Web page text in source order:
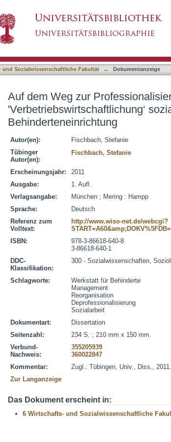
: die
und Sozialwissenschaftliche Fakultät → Dokumentanzeige
Auf dem Weg zur
'Verbetriebswirtschaftlichung‘
Behinderteneinrichtung
Autor(en):
Fischbach, Stefanie
Tübinger
Autor(en):
Fischbach, Stefanie
Erscheinungsjahr:
2011
Ausgabe:
1. Aufl.
Verlagsangabe:
München ; Mering : Hampp
Sprache:
Deutsch
Referenz zum
Volltext:
http://www.wiso-net.de/webcgi?
ISBN:
978-3-86618-640-8
3-86618-640-1
DDC-
Klassifikation:
300 - Sozialwissenschaften,
Schlagworte:
Werkstatt für Behinderte
Management
Reorganisation
Deprofessionalisierung
Sozialarbeit
Dokumentart:
Dissertation
Seitenzahl:
234 S. ; 210 mm x 150 mm.
Verbund-
Nachweis:
355205939
360022847
Kommentar:
Zugl.: Tübingen, Univ., Diss., 2011.
Zur Langanzeige
Das Dokument erscheint in:
6 Wirtschafts- und Sozialwissenschaftliche